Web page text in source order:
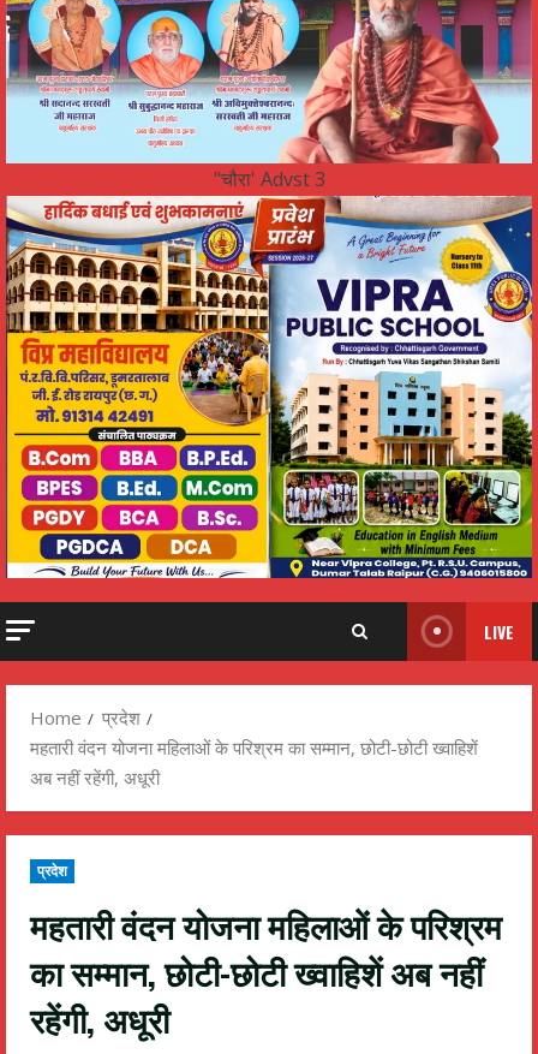
"चौरा' Advst 3
LIVE
Home
प्रदेश
महतारी वंदन योजना महिलाओं के परिश्रम का सम्मान, छोटी-छोटी ख्वाहिशें
अब नहीं रहेंगी, अधूरी
प्रदेश
महतारी वंदन योजना महिलाओं के परिश्रम
का सम्मान, छोटी-छोटी ख्वाहिशें अब नहीं
रहेंगी, अधूरी